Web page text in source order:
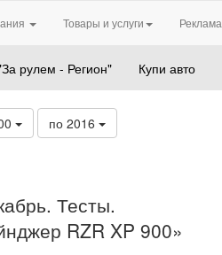
Товары и услуги Реклама
рулем - Регион" Купи авто
по 2016
Тесты.
RZR XP 900»